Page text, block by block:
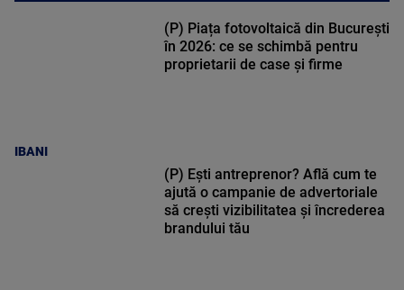
IBANI
(P) Piața fotovoltaică din București
în 2026: ce se schimbă pentru
proprietarii de case și firme
(P) Ești antreprenor? Află cum te
ajută o campanie de advertoriale
să crești vizibilitatea și încrederea
brandului tău